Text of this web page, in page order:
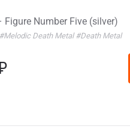
Figure Number Five (silver)
#Melodic Death Metal #Death Metal